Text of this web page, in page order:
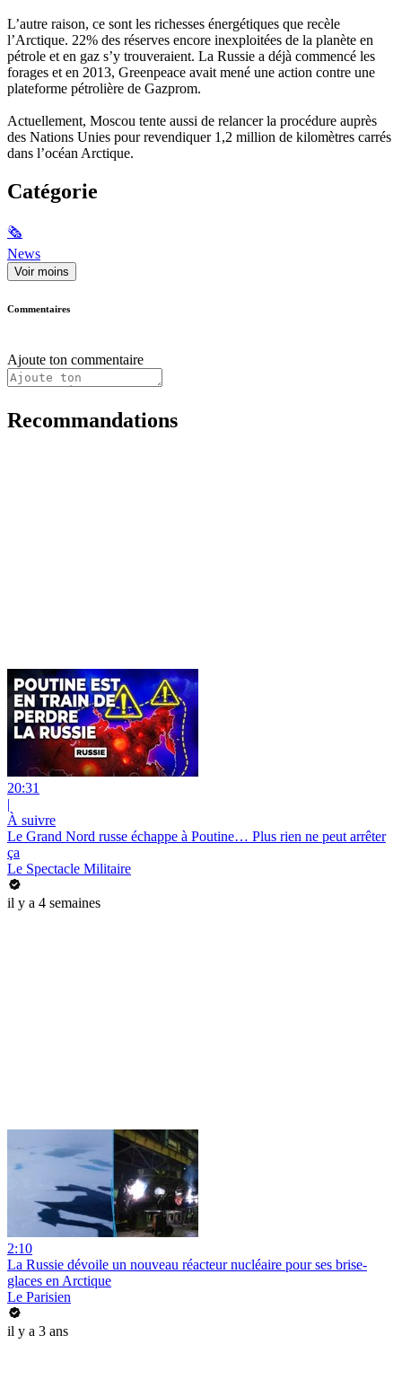
L’autre raison, ce sont les richesses énergétiques que recèle
l’Arctique. 22% des réserves encore inexploitées de la planète en
pétrole et en gaz s’y trouveraient. La Russie a déjà commencé les
forages et en 2013, Greenpeace avait mené une action contre une
plateforme pétrolière de Gazprom.
Actuellement, Moscou tente aussi de relancer la procédure auprès
des Nations Unies pour revendiquer 1,2 million de kilomètres carrés
dans l’océan Arctique.
Catégorie
🗞
News
Voir moins
Commentaires
Ajoute ton commentaire
Recommandations
20:31
|
À suivre
Le Grand Nord russe échappe à Poutine… Plus rien ne peut arrêter
ça
Le Spectacle Militaire
il y a 4 semaines
2:10
La Russie dévoile un nouveau réacteur nucléaire pour ses brise-
glaces en Arctique
Le Parisien
il y a 3 ans